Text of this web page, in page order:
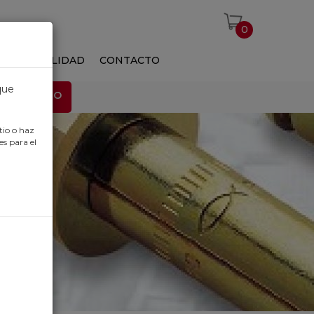
0
ACTUALIDAD CONTACTO
EMPLEO
o haz
para el